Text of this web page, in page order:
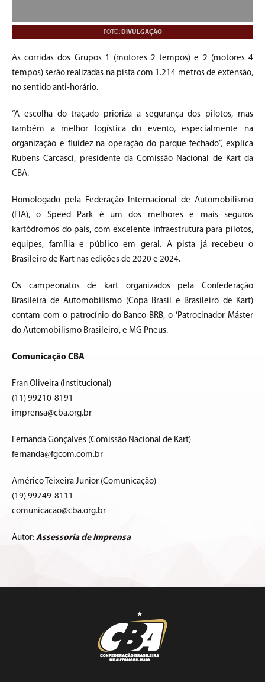
FOTO: DIVULGAÇÃO
As corridas dos Grupos 1 (motores 2 tempos) e 2 (motores 4
tempos) serão realizadas na pista com 1.214 metros de extensão,
no sentido anti-horário.
“A escolha do traçado prioriza a segurança dos pilotos, mas
também a melhor logística do evento, especialmente na
organização e fluidez na operação do parque fechado”, explica
Rubens Carcasci, presidente da Comissão Nacional de Kart da
CBA.
Homologado pela Federação Internacional de Automobilismo
(FIA), o Speed Park é um dos melhores e mais seguros
kartódromos do país, com excelente infraestrutura para pilotos,
equipes, família e público em geral. A pista já recebeu o
Brasileiro de Kart nas edições de 2020 e 2024.
Os campeonatos de kart organizados pela Confederação
Brasileira de Automobilismo (Copa Brasil e Brasileiro de Kart)
contam com o patrocínio do Banco BRB, o 'Patrocinador Máster
do Automobilismo Brasileiro', e MG Pneus.
Comunicação CBA
Fran Oliveira (Institucional)
(11) 99210-8191
imprensa@cba.org.br
Fernanda Gonçalves (Comissão Nacional de Kart)
fernanda@fgcom.com.br
Américo Teixeira Junior (Comunicação)
(19) 99749-8111
comunicacao@cba.org.br
Autor: Assessoria de Imprensa